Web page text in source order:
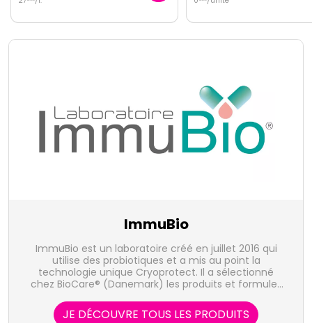
ImmuBio
ImmuBio est un laboratoire créé en juillet 2016 qui
utilise des probiotiques et a mis au point la
technologie unique Cryoprotect. Il a sélectionné
chez BioCare® (Danemark) les produits et formules
des produits et une offre de qualité.
JE DÉCOUVRE TOUS LES PRODUITS